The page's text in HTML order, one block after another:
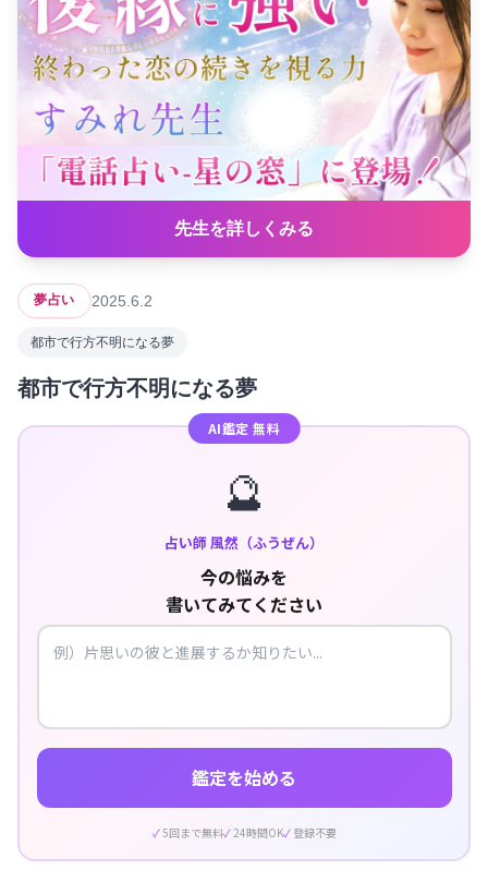
先生を詳しくみる
夢占い 2025.6.2
都市で行方不明になる夢
都市で行方不明になる夢
AI鑑定 無料
🔮
占い師 風然（ふうぜん）
今の悩みを
書いてみてください
鑑定を始める
5回まで無料 24時間OK 登録不要